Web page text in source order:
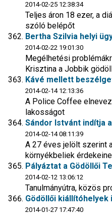
2014-02-25 12:38:34
Teljes áron 18 ezer, a
szóló belépőt
Bertha Szilvia helyi
2014-02-22 19:01:30
Megélhetési
Krisztina a Jobbik
Kávé mellett
2014-02-14 12:13:36
A Police Coffee
lakosságot
Sándor Istvánt indítja
2014-02-14 08:11:39
A 27 éves jelölt szerint
környékbeliek
Pályáztat a Gödöllői
2014-02-12 13:06:12
Tanulmányútra, közös
Gödöllői
2014-01-27 17:47:40